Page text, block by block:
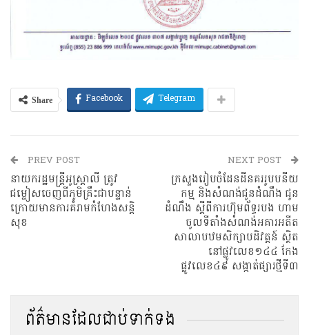
Share Facebook Telegram
PREV POST
នាយករដ្ឋមន្ត្រីអូស្ត្រាលី ត្រូវ
ជម្លៀសចេញពីភូមិគ្រឹះជាបន្ទាន់
ក្រោយមានការគំរាមកំហែងសន្តិ
សុខ
NEXT POST
ក្រសួង​រៀប​ចំ​ដែនដី​នគរ​រូប​បនីយ
កម្ម​ និងសំណង់​ជូនដំណឹង ជូន
ដំណឹង ស្តីពីការហ៊ុមព័ទ្ធរបង ហាម
ចូលទីតាំងសំណង់អគារអតីត
សាលាបឋមសិក្សាបដិវត្តន៍ ស្ថិត
នៅផ្លូវលេខ១៤៤ កែង
ផ្លូវលេខ៤៩ សង្កាត់ផ្សារថ្មីទី៣
ព័ត៌មានដែលជាប់ទាក់ទង